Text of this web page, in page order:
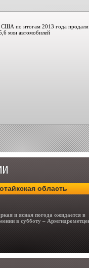
по итогам 2013 года продали
млн автомобилей
область
и ясная погода ожидается в
в субботу –